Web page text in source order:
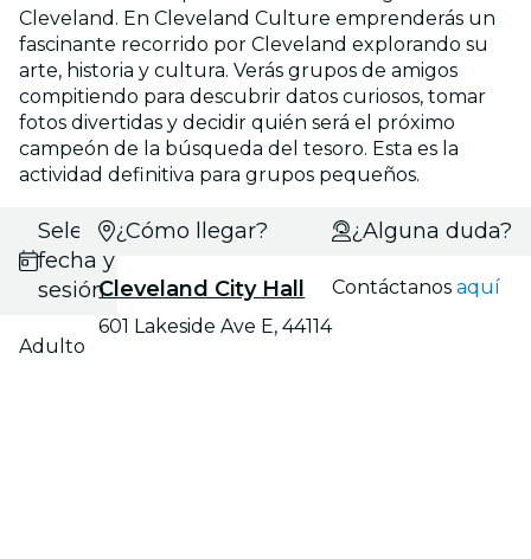
Cleveland. En Cleveland Culture emprenderás un
fascinante recorrido por Cleveland explorando su
arte, historia y cultura. Verás grupos de amigos
compitiendo para descubrir datos curiosos, tomar
fotos divertidas y decidir quién será el próximo
campeón de la búsqueda del tesoro. Esta es la
actividad definitiva para grupos pequeños.
Selecciona
fecha y
sesión
Adulto
¿Cómo llegar?
Cleveland City Hall
601 Lakeside Ave E, 44114
¿Alguna duda?
Contáctanosaquí